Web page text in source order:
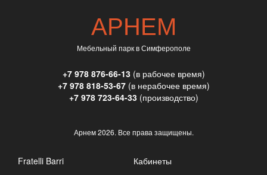
АРНЕМ
Мебельный парк в Симферополе
+7 978 876-66-13(в рабочее время)
+7 978 818-53-67(в нерабочее время)
+7 978 723-64-33(производство)
Арнем2026. Все права защищены.
Fratelli Barri
Кабинеты